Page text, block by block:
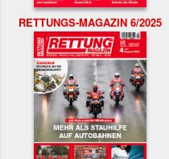
RETTUNGS-MAGAZIN 6/2025